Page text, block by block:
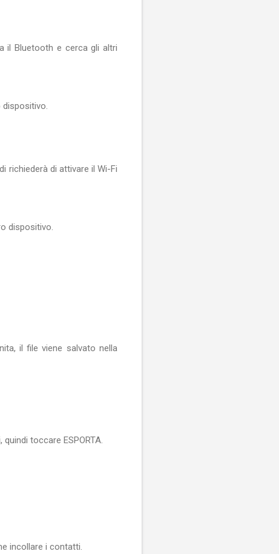
il Bluetooth e cerca gli altri
richiederà di attivare il Wi-Fi
dispositivo.
il file viene salvato nella
toccare ESPORTA.
incollare i contatti.